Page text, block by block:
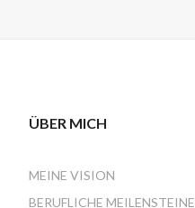
ÜBER MICH
MEINE VISION
BERUFLICHE MEILENSTEINE